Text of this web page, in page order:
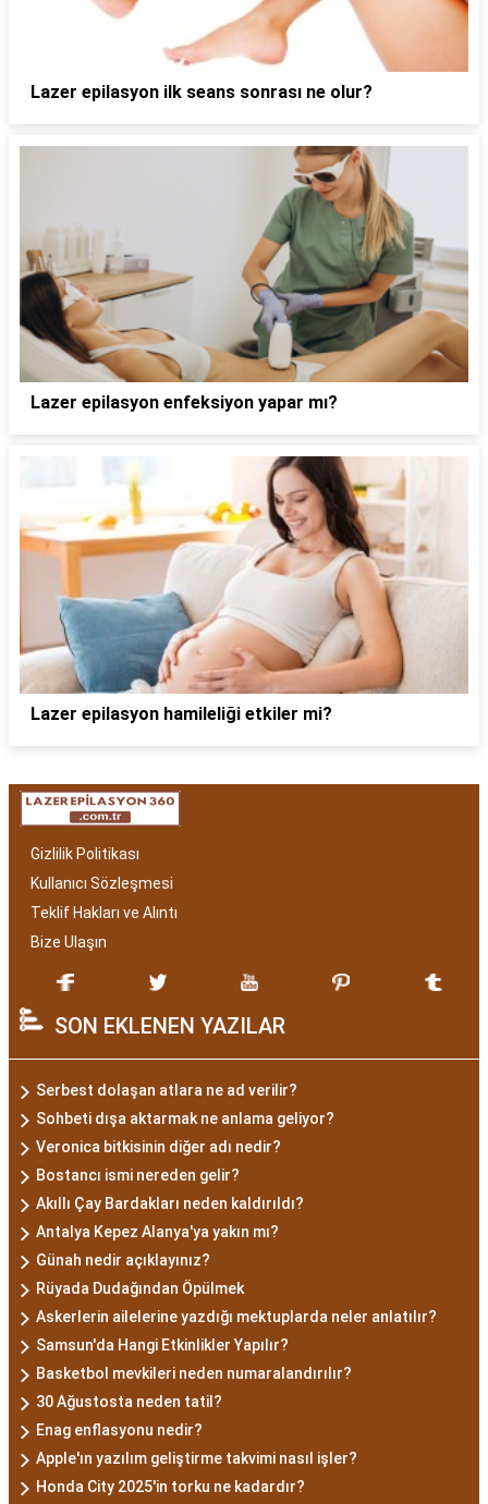
Lazer epilasyon ilk seans sonrası ne olur?
Lazer epilasyon enfeksiyon yapar mı?
Lazer epilasyon hamileliği etkiler mi?
Gizlilik Politikası
Kullanıcı Sözleşmesi
Teklif Hakları ve Alıntı
Bize Ulaşın
SON EKLENEN YAZILAR
Serbest dolaşan atlara ne ad verilir?
Sohbeti dışa aktarmak ne anlama geliyor?
Veronica bitkisinin diğer adı nedir?
Bostancı ismi nereden gelir?
Akıllı Çay Bardakları neden kaldırıldı?
Antalya Kepez Alanya'ya yakın mı?
Günah nedir açıklayınız?
Rüyada Dudağından Öpülmek
Askerlerin ailelerine yazdığı mektuplarda neler anlatılır?
Samsun'da Hangi Etkinlikler Yapılır?
Basketbol mevkileri neden numaralandırılır?
30 Ağustosta neden tatil?
Enag enflasyonu nedir?
Apple'ın yazılım geliştirme takvimi nasıl işler?
Honda City 2025'in torku ne kadardır?